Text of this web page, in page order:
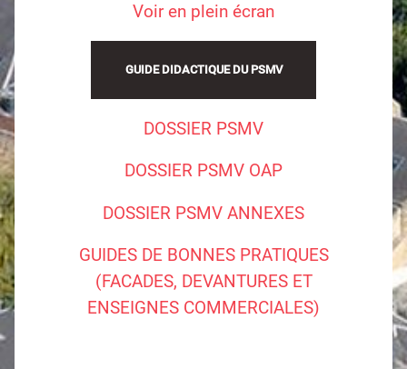
Voir en plein écran
GUIDE DIDAC­TIQUE DU PSMV
DOSSIER PSMV
DOSSIER PSMV OAP
DOSSIER PSMV ANNEXES
GUIDES DE BONNES PRATIQUES
(FACADES, DEVAN­TURES ET
ENSEIGNES COMMER­CIALES)